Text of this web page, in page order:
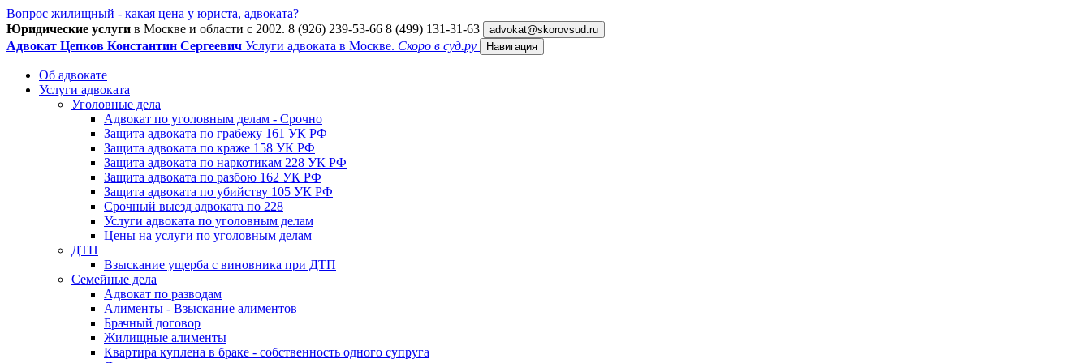
Вопрос жилищный - какая цена у юриста, адвоката?
Юридические услуги в Москве и области c 2002. 8 (926) 239-53-66 8 (499) 131-31-63 advokat@skorovsud.ru
Адвокат Цепков Константин Сергеевич Услуги адвоката в Москве. Скоро в суд.ру Навигация
Об адвокате
Услуги адвоката
Уголовные дела
Адвокат по уголовным делам - Срочно
Защита адвоката по грабежу 161 УК РФ
Защита адвоката по краже 158 УК РФ
Защита адвоката по наркотикам 228 УК РФ
Защита адвоката по разбою 162 УК РФ
Защита адвоката по убийству 105 УК РФ
Срочный выезд адвоката по 228
Услуги адвоката по уголовным делам
Цены на услуги по уголовным делам
ДТП
Взыскание ущерба с виновника при ДТП
Семейные дела
Адвокат по разводам
Алименты - Взыскание алиментов
Брачный договор
Жилищные алименты
Квартира куплена в браке - собственность одного супруга